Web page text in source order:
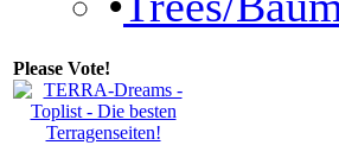
Please Vote!